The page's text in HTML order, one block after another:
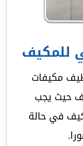
للمكيف
مكيفات
حيث يجب
في حالة